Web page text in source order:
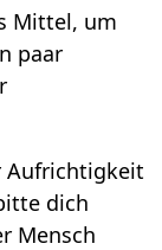
Mittel, um
paar
Aufrichtigkeit
dich
Mensch